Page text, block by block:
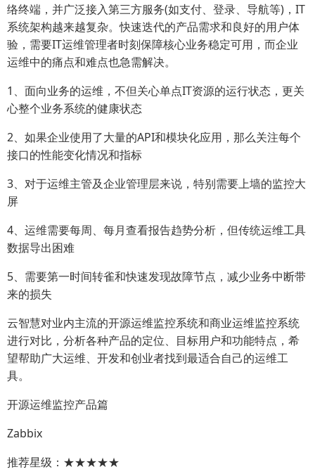
络终端，并广泛接入第三方服务(如支付、登录、导航等)，IT
系统架构越来越复杂。快速迭代的产品需求和良好的用户体
验，需要IT运维管理者时刻保障核心业务稳定可用，而企业
运维中的痛点和难点也急需解决。
1、面向业务的运维，不但关心单点IT资源的运行状态，更关
心整个业务系统的健康状态
2、如果企业使用了大量的API和模块化应用，那么关注每个
接口的性能变化情况和指标
3、对于运维主管及企业管理层来说，特别需要上墙的监控大
屏
4、运维需要每周、每月查看报告趋势分析，但传统运维工具
数据导出困难
5、需要第一时间转雀和快速发现故障节点，减少业务中断带
来的损失
云智慧对业内主流的开源运维监控系统和商业运维监控系统
进行对比，分析各种产品的定位、目标用户和功能特点，希
望帮助广大运维、开发和创业者找到最适合自己的运维工
具。
开源运维监控产品篇
Zabbix
推荐星级：★★★★★